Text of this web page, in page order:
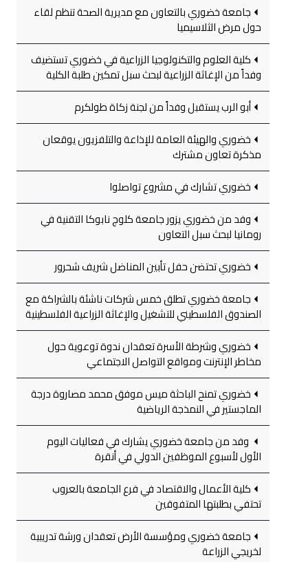
جامعة خضوري بالتعاون مع مديرية الصحة تنظم لقاء
حول مرض الثلاسيميا
كلية العلوم والتكنولوجيا الزراعية في خضوري تستضيف
وفداً من الإغاثة الزراعية لبحث سبل تمكين طلبة الكلية
أبو الرب يستقبل وفداً من لجنة زكاة طولكرم
خضوري والهيئة العامة للإذاعة والتلفزيون يوقعان
مذكرة تعاون مشترك
خضوري تشارك في مشروع تواصلوا
وفد من خضوري يزور جامعة كلوج نابوكا التقنية في
رومانيا لبحث سبل التعاون
خضوري تحتضن حفل تأبين المناضل شريف شحرور
جامعة خضوري تطلق خمس شركات ناشئة بالشراكة مع
الصندوق الفلسطيني للتشغيل والإغاثة الزراعية الفلسطينية
خضوري وشرطة الأسرة تعقدان ندوة توعوية حول
مخاطر الإنترنت ومواقع التواصل الاجتماعي
خضوري تمنح الباحثة ميس موفق محمد مصاروة درجة
الماجستير في النمذجة الرياضية
وفد من جامعة خضوري يشارك في فعاليات اليوم
الأول لأسبوع الموظفين الدولي في أنقرة
كلية الأعمال والاقتصاد في فرع الجامعة بالعروب
تحتفي بطلبتها المتفوقين
جامعة خضوري ومؤسسة الأرض تعقدان ورشة تدريبية
لخريجي الزراعة